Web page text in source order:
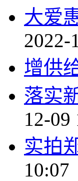
大爱
2022-
增供
落实
12-09
实拍
10:07